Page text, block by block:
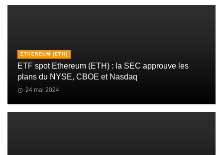
ETHEREUM (ETH)
ETF spot Ethereum (ETH) : la SEC approuve les
plans du NYSE, CBOE et Nasdaq
24 mai 2024